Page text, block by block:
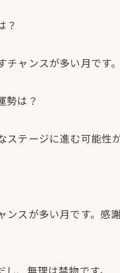
？
チャンスが多い月です
勢は？
ステージに進む可能性
ンスが多い月です。感